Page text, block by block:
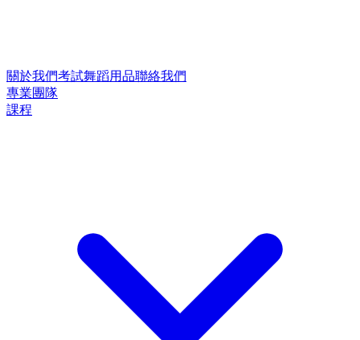
關於我們考試舞蹈用品聯絡我們
專業團隊
課程